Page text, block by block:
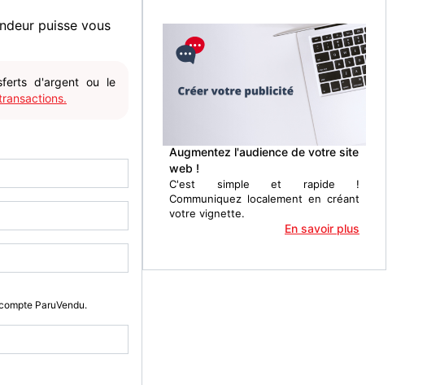
puisse vous
d'argent ou le
ParuVendu.
Augmentez l'audience de votre site
web !
C'est simple et rapide !
Communiquez localement en créant
votre vignette.
En savoir plus